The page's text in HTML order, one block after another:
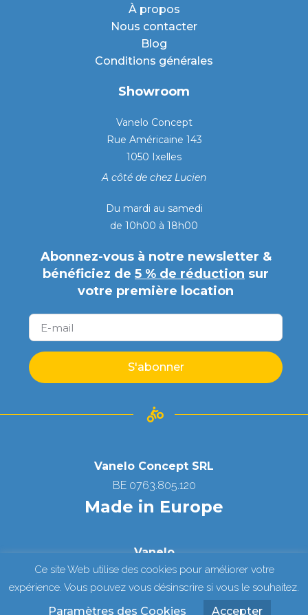
À propos
Nous contacter
Blog
Conditions générales
Showroom
Vanelo Concept
Rue Américaine 143
1050 Ixelles
A côté de chez Lucien
Du mardi au samedi
de 10h00 à 18h00
Abonnez-vous à notre newsletter &
bénéficiez de 5 % de réduction sur
votre première location
S'abonner
Vanelo Concept SRL
BE 0763.805.120
Made in Europe
Vanelo
Copyright © All Right Reserved
Ce site Web utilise des cookies pour améliorer votre
expérience. Vous pouvez vous désinscrire si vous le souhaitez.
Paramètres des Cookies Accepter